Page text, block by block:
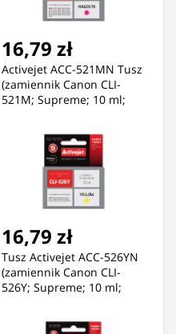
16,79 zł
Activejet ACC-521MN Tusz
(zamiennik Canon CLI-
521M; Supreme; 10 ml;
16,79 zł
Tusz Activejet ACC-526YN
(zamiennik Canon CLI-
526Y; Supreme; 10 ml;